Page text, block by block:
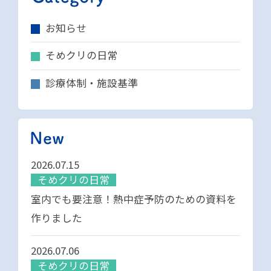
お知らせ
そめクリの日常
診療体制・施設基準
2026.07.15
そめクリの日常
室内でも要注意！熱中症予防のための資料を
作りました
2026.07.06
そめクリの日常